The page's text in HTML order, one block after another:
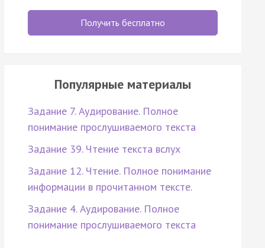
Получить бесплатно
Популярные материалы
Задание 7. Аудирование. Полное
понимание прослушиваемого текста
Задание 39. Чтение текста вслух
Задание 12. Чтение. Полное понимание
информации в прочитанном тексте.
Задание 4. Аудирование. Полное
понимание прослушиваемого текста